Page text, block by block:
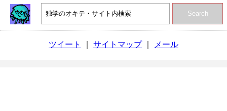
Search
ツイート サイトマップ｜ メール